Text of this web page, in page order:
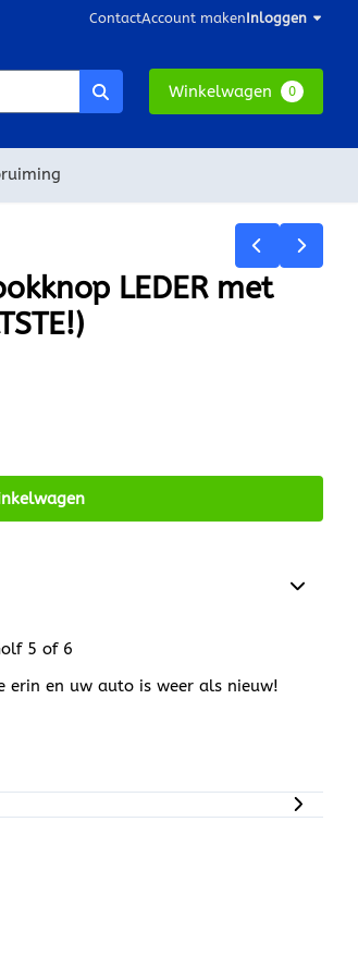
ContactAccount makenInloggen
Winkelwagen 0
LEDER met
5 of 6
erin en uw auto is weer als nieuw!